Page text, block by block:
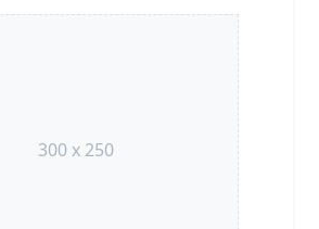
300 x 250